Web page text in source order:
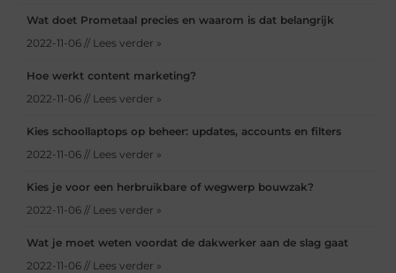
Wat doet Prometaal precies en waarom is dat belangrijk
2022-11-06 // Lees verder »
Hoe werkt content marketing?
2022-11-06 // Lees verder »
Kies schoollaptops op beheer: updates, accounts en filters
2022-11-06 // Lees verder »
Kies je voor een herbruikbare of wegwerp bouwzak?
2022-11-06 // Lees verder »
Wat je moet weten voordat de dakwerker aan de slag gaat
2022-11-06 // Lees verder »